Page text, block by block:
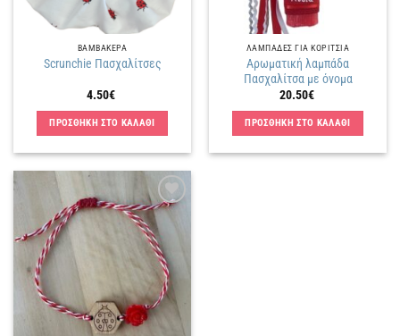
ΒΑΜΒΑΚΕΡΑ
Scrunchie Πασχαλίτσες
4.50€
ΠΡΟΣΘΗΚΗ ΣΤΟ ΚΑΛΑΘΙ
ΛΑΜΠΑΔΕΣ ΓΙΑ ΚΟΡΙΤΣΙΑ
Αρωματική λαμπάδα
Πασχαλίτσα με όνομα
20.50€
ΠΡΟΣΘΗΚΗ ΣΤΟ ΚΑΛΑΘΙ
Πρόσθήκη
στην
λίστα
επιθυμιών